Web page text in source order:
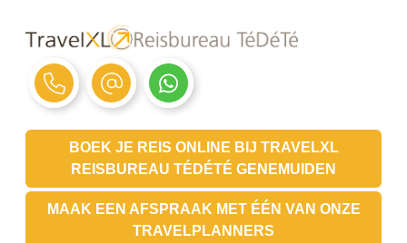
BOEK JE REIS ONLINE BIJ TRAVELXL
REISBUREAU TÉDÉTÉ GENEMUIDEN
MAAK EEN AFSPRAAK MET ÉÉN VAN ONZE
TRAVELPLANNERS